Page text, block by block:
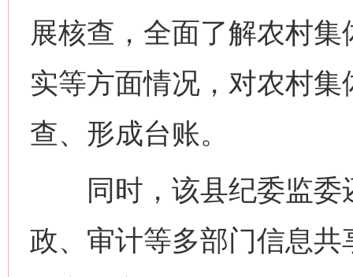
展核查，全面了解农村集
实等方面情况，对农村集
查、形成台账。
同时，该县纪委监委
政、审计等多部门信息